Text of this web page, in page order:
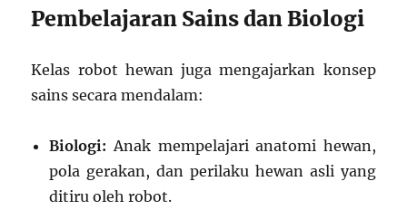
Pembelajaran Sains dan Biologi
Kelas robot hewan juga mengajarkan konsep
sains secara mendalam:
Biologi: Anak mempelajari anatomi hewan,
pola gerakan, dan perilaku hewan asli yang
ditiru oleh robot.